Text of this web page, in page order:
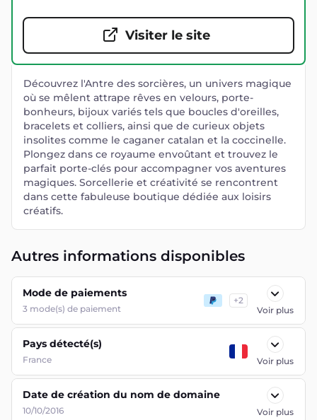
Visiter le site
Découvrez l'Antre des sorcières, un univers magique
où se mêlent attrape rêves en velours, porte-
bonheurs, bijoux variés tels que boucles d'oreilles,
bracelets et colliers, ainsi que de curieux objets
insolites comme le caganer catalan et la coccinelle.
Plongez dans ce royaume envoûtant et trouvez le
parfait porte-clés pour accompagner vos aventures
magiques. Sorcellerie et créativité se rencontrent
dans cette fabuleuse boutique dédiée aux loisirs
créatifs.
Autres informations disponibles
Mode de paiements
3 mode(s) de paiement
+2
Voir plus
Pays détecté(s)
France Voir plus
Date de création du nom de domaine
10/10/2016 Voir plus